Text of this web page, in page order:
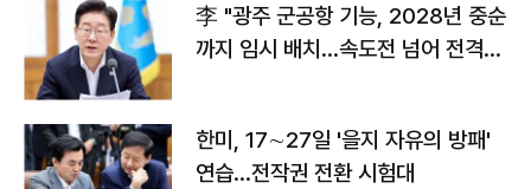
李 "광주 군공항 기능, 2028년 중순
까지 임시 배치…속도전 넘어 전격
한미, 17∼27일 '을지 자유의 방패'
연습…전작권 전환 시험대